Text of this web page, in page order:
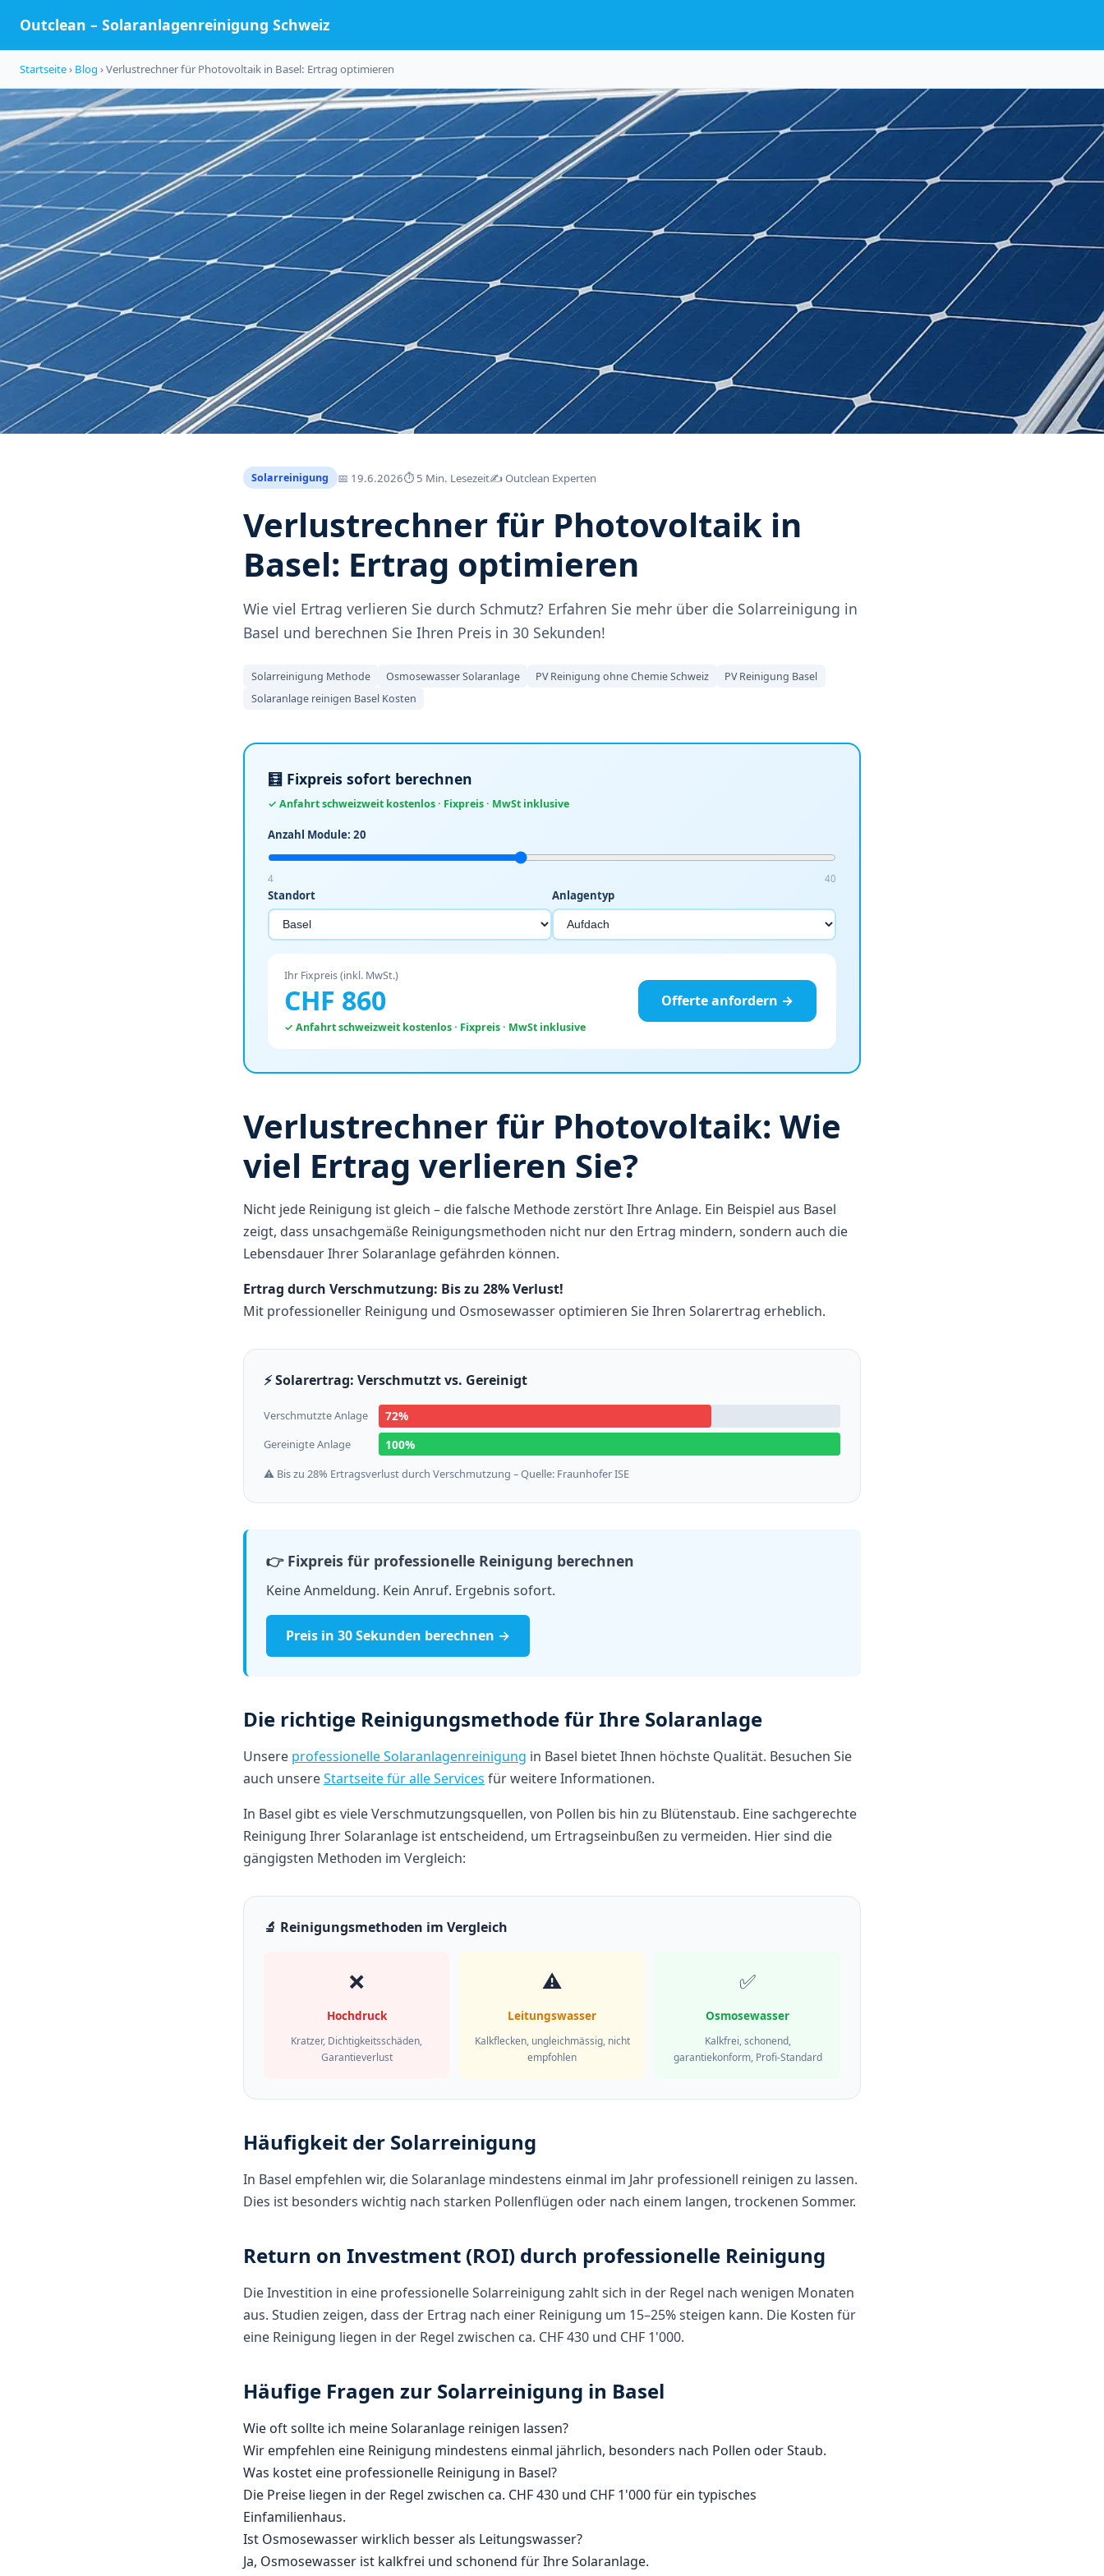
Outclean – Solaranlagenreinigung Schweiz
Startseite› Blog › Verlustrechner für Photovoltaik in Basel: Ertrag optimieren
Solarreinigung 📅 19.6.2026⏱ 5 Min. Lesezeit✍️ Outclean Experten
Verlustrechner für Photovoltaik in
Basel: Ertrag optimieren
Wie viel Ertrag verlieren Sie durch Schmutz? Erfahren Sie mehr über die Solarreinigung in
Basel und berechnen Sie Ihren Preis in 30 Sekunden!
Solarreinigung Methode Osmosewasser Solaranlage PV Reinigung ohne Chemie Schweiz
PV Reinigung Basel
Solaranlage reinigen Basel Kosten
🧮 Fixpreis sofort berechnen
✓ Anfahrt schweizweit kostenlos · Fixpreis · MwSt inklusive
Anzahl Module: 20
4 40
Standort Anlagentyp
Ihr Fixpreis (inkl. MwSt.)
CHF 860
✓ Anfahrt schweizweit kostenlos · Fixpreis · MwSt inklusive
Offerte anfordern →
Verlustrechner für Photovoltaik: Wie
viel Ertrag verlieren Sie?
Nicht jede Reinigung ist gleich – die falsche Methode zerstört Ihre Anlage. Ein Beispiel aus Basel
zeigt, dass unsachgemäße Reinigungsmethoden nicht nur den Ertrag mindern, sondern auch die
Lebensdauer Ihrer Solaranlage gefährden können.
Ertrag durch Verschmutzung: Bis zu 28% Verlust!
Mit professioneller Reinigung und Osmosewasser optimieren Sie Ihren Solarertrag erheblich.
⚡ Solarertrag: Verschmutzt vs. Gereinigt
Verschmutzte Anlage 72%
Gereinigte Anlage 100%
⚠️ Bis zu 28% Ertragsverlust durch Verschmutzung – Quelle: Fraunhofer ISE
👉 Fixpreis für professionelle Reinigung berechnen
Keine Anmeldung. Kein Anruf. Ergebnis sofort.
Preis in 30 Sekunden berechnen →
Die richtige Reinigungsmethode für Ihre Solaranlage
Unsere professionelle Solaranlagenreinigung in Basel bietet Ihnen höchste Qualität. Besuchen Sie
auch unsereStartseite für alle Services für weitere Informationen.
In Basel gibt es viele Verschmutzungsquellen, von Pollen bis hin zu Blütenstaub. Eine sachgerechte
Reinigung Ihrer Solaranlage ist entscheidend, um Ertragseinbußen zu vermeiden. Hier sind die
gängigsten Methoden im Vergleich:
🔬 Reinigungsmethoden im Vergleich
❌
Hochdruck
Kratzer, Dichtigkeitsschäden,
Garantieverlust
⚠️
Leitungswasser
Kalkflecken, ungleichmässig, nicht
empfohlen
✅
Osmosewasser
Kalkfrei, schonend,
garantiekonform, Profi-Standard
Häufigkeit der Solarreinigung
In Basel empfehlen wir, die Solaranlage mindestens einmal im Jahr professionell reinigen zu lassen.
Dies ist besonders wichtig nach starken Pollenflügen oder nach einem langen, trockenen Sommer.
Return on Investment (ROI) durch professionelle Reinigung
Die Investition in eine professionelle Solarreinigung zahlt sich in der Regel nach wenigen Monaten
aus. Studien zeigen, dass der Ertrag nach einer Reinigung um 15–25% steigen kann. Die Kosten für
eine Reinigung liegen in der Regel zwischen ca. CHF 430 und CHF 1'000.
Häufige Fragen zur Solarreinigung in Basel
Wie oft sollte ich meine Solaranlage reinigen lassen?
Wir empfehlen eine Reinigung mindestens einmal jährlich, besonders nach Pollen oder Staub.
Was kostet eine professionelle Reinigung in Basel?
Die Preise liegen in der Regel zwischen ca. CHF 430 und CHF 1'000 für ein typisches
Einfamilienhaus.
Ist Osmosewasser wirklich besser als Leitungswasser?
Ja, Osmosewasser ist kalkfrei und schonend für Ihre Solaranlage.